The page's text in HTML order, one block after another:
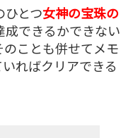
とつ女神の宝珠の
できるかできない
ことも併せてメモ
ればクリアできる